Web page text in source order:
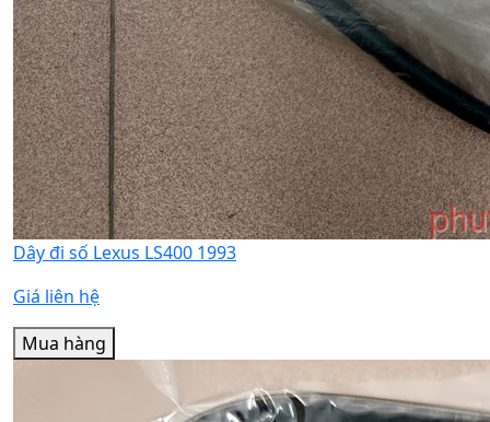
Dây đi số Lexus LS400 1993
Giá liên hệ
Mua hàng